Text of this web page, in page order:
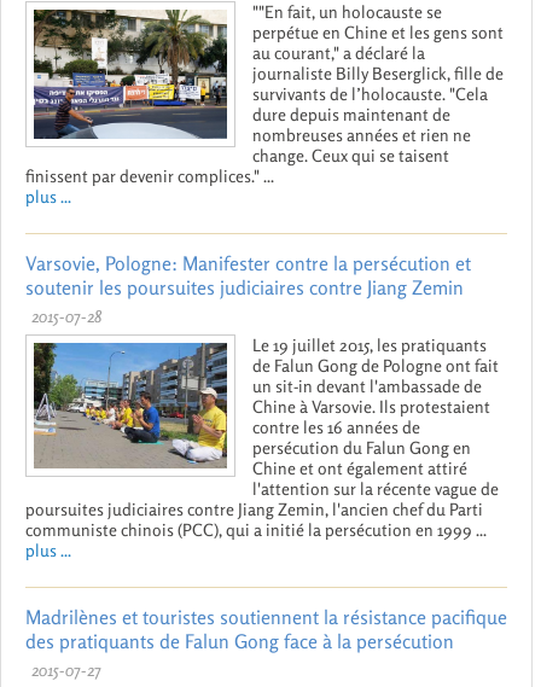
""En fait, un holocauste se
perpétue en Chine et les gens sont
au courant," a déclaré la
journaliste Billy Beserglick, fille de
survivants de l’holocauste. "Cela
dure depuis maintenant de
nombreuses années et rien ne
change. Ceux qui se taisent
finissent par devenir complices." ...
plus ...
Varsovie, Pologne: Manifester contre la persécution et
soutenir les poursuites judiciaires contre Jiang Zemin
2015-07-28
Le 19 juillet 2015, les pratiquants
de Falun Gong de Pologne ont fait
un sit-in devant l'ambassade de
Chine à Varsovie. Ils protestaient
contre les 16 années de
persécution du Falun Gong en
Chine et ont également attiré
l'attention sur la récente vague de
poursuites judiciaires contre Jiang Zemin, l'ancien chef du Parti
communiste chinois (PCC), qui a initié la persécution en 1999 ...
plus ...
Madrilènes et touristes soutiennent la résistance pacifique
des pratiquants de Falun Gong face à la persécution
2015-07-27